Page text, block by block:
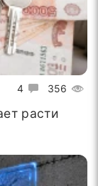
4 356
расти